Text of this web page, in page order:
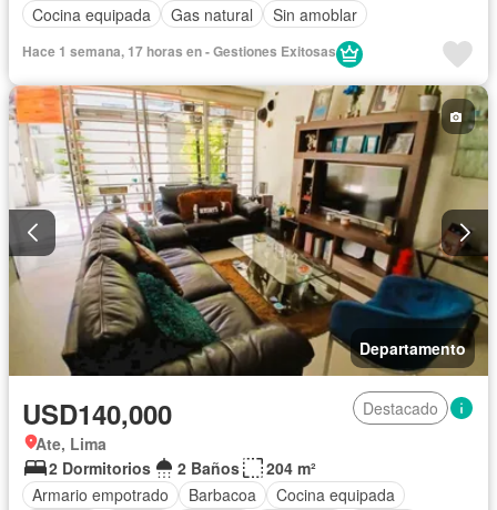
Cocina equipada
Gas natural Sin amoblar
Hace 1 semana, 17 horas en - Gestiones Exitosas
Departamento
USD140,000
Destacado
Ate, Lima
2 Dormitorios
2 Baños
204 m²
Armario empotrado
Barbacoa
Cocina equipada